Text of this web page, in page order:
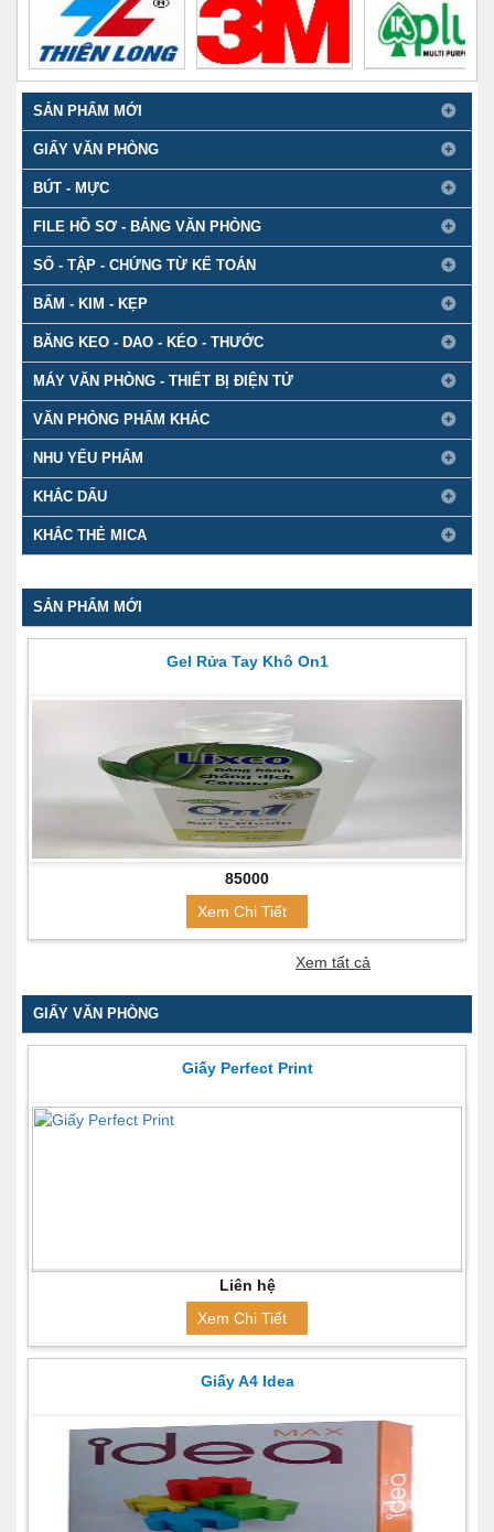
SẢN PHẨM MỚI
GIẤY VĂN PHÒNG
BÚT - MỰC
FILE HỒ SƠ - BẢNG VĂN PHÒNG
SỔ - TẬP - CHỨNG TỪ KẾ TOÁN
BẤM - KIM - KẸP
BĂNG KEO - DAO - KÉO - THƯỚC
MÁY VĂN PHÒNG - THIẾT BỊ ĐIỆN TỬ
VĂN PHÒNG PHẨM KHÁC
NHU YẾU PHẨM
KHẮC DẤU
KHẮC THẺ MICA
SẢN PHẨM MỚI
Gel Rửa Tay Khô On1
85000
Xem Chi Tiết
Xem tất cả
GIẤY VĂN PHÒNG
Giấy Perfect Print
Liên hệ
Xem Chi Tiết
Giấy A4 Idea